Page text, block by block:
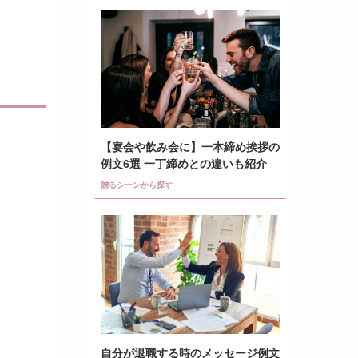
【宴会や飲み会に】一本締め挨拶の
例文6選 一丁締めとの違いも紹介
贈るシーンから探す
自分が退職する時のメッセージ例文